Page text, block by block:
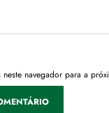
neste navegador para a